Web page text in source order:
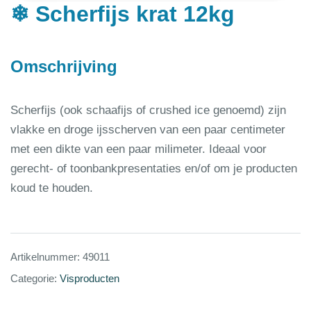
❄ Scherfijs krat 12kg
Omschrijving
Scherfijs (ook schaafijs of crushed ice genoemd) zijn
vlakke en droge ijsscherven van een paar centimeter
met een dikte van een paar milimeter. Ideaal voor
gerecht- of toonbankpresentaties en/of om je producten
koud te houden.
Artikelnummer: 49011
Categorie: Visproducten